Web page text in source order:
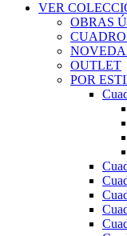
VER
OBRAS
OUTLET
POR